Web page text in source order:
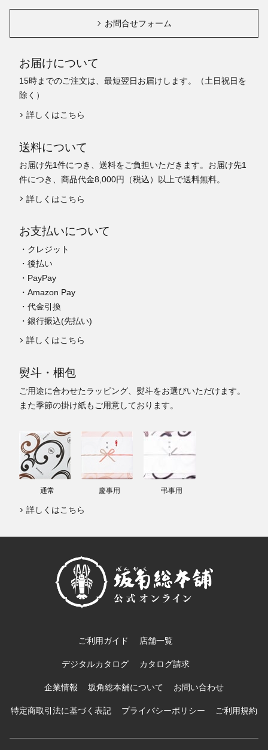
お問合せフォーム
お届けについて
15時までのご注文は、最短翌日お届けします。（土日祝日を
除く）
詳しくはこちら
送料について
お届け先1件につき、送料をご負担いただきます。お届け先1
件につき、商品代金8,000円（税込）以上で送料無料。
詳しくはこちら
お支払いについて
・クレジット
・後払い
・PayPay
・Amazon Pay
・代金引換
・銀行振込(先払い)
詳しくはこちら
熨斗・梱包
ご用途に合わせたラッピング、熨斗をお選びいただけます。
また季節の掛け紙もご用意しております。
通常 慶事用 弔事用
詳しくはこちら
ご利用ガイド 店舗一覧
デジタルカタログ カタログ請求
企業情報 坂角総本舖について お問い合わせ
特定商取引法に基づく表記 プライバシーポリシー ご利用規約